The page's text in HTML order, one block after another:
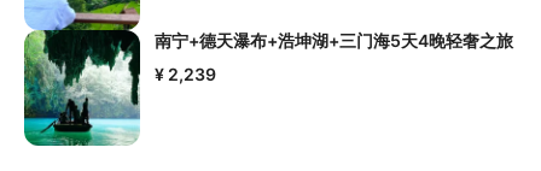
南宁+德天瀑布+浩坤湖+三门海5天4晚轻奢之旅
¥ 2,239